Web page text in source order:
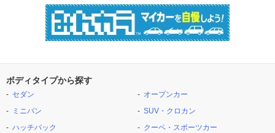
ボディタイプから探す
セダン
ミニバン
ハッチバック
オープンカー
SUV・クロカン
クーペ・スポーツカー